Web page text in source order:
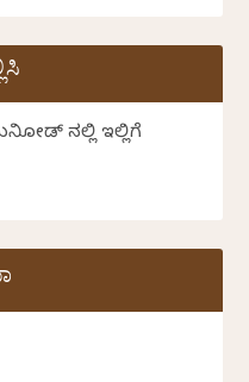
ನಲ್ಲಿ ಇಲ್ಲಿಗೆ